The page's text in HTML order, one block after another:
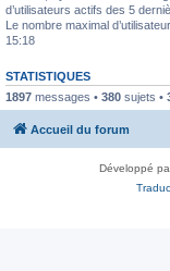
d’utilisateurs actifs des 5
Le nombre maximal
15:18
STATISTIQUES
1897 messages • 380 sujets •
Accueil du forum
Développé